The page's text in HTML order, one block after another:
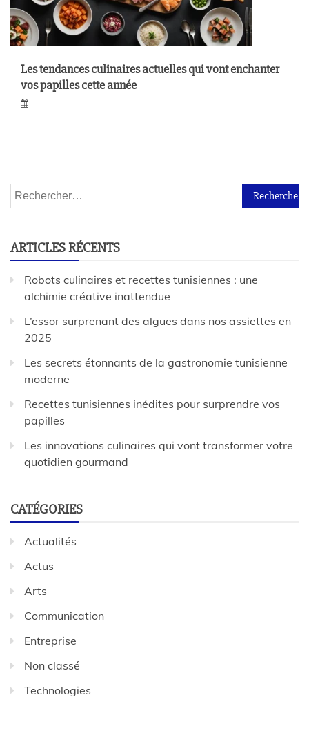
Les tendances culinaires actuelles qui vont enchanter
vos papilles cette année
ARTICLES RÉCENTS
Robots culinaires et recettes tunisiennes : une
alchimie créative inattendue
L’essor surprenant des algues dans nos assiettes en
2025
Les secrets étonnants de la gastronomie tunisienne
moderne
Recettes tunisiennes inédites pour surprendre vos
papilles
Les innovations culinaires qui vont transformer votre
quotidien gourmand
CATÉGORIES
Actualités
Actus
Arts
Communication
Entreprise
Non classé
Technologies